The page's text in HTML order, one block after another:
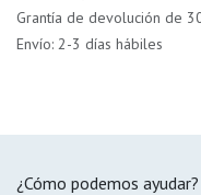
Grantía de devolución de
Envío: 2-3 días hábiles
¿Cómo podemos ayudar?